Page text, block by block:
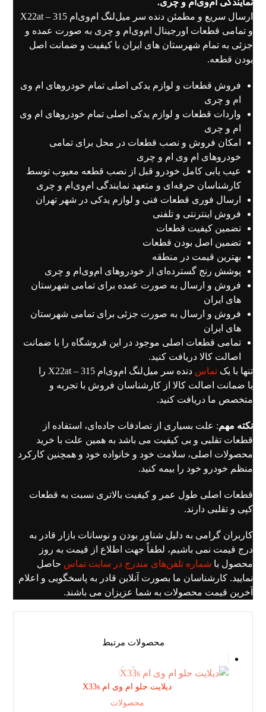
نمایندگی ام‌وی‌ام و چری.
ارسال سریع و مطمئن دنده سر میل‌لنگ ام‌وی‌ام 315 – X22at
و تمامی قطعات اورجینال ام‌وی‌ام و چری به صورت عمده و
جزئی به تمام شهرستان های ایران با کیفیت و ضمانت اصل
بودن قطعه.
فروش قطعات و لوازم یدکی اصلی تمام خودروهای ام وی
ام و چری
واردات قطعات و لوازم یدکی اصلی تمام خودروهای ام وی
ام و چری
امکان فروش و نصب قطعات در محل برای تمامی
خودروهای ام وی ام و چری
عیب یابی کامل خودرو قبل از نصب قطعه معیوب توسط
کارشناسان حرفه‌ای و متعهد نمایندگی ام‌وی‌ام و چری
ارسال فوری قطعات فنی و لوازم یدکی در شهر تهران
فروش اینترنتی و تلفنی
تضمین کیفیت قطعات
تضمین اصل بودن قطعات
بهترین قیمت در منطقه
پوشش رنج گسترده‌ای از خودروهای ام‌وی‌ام و چری
فروش و ارسال به صورت عمده برای تمامی شهرستان
های ایران
فروش و ارسال به صورت جزئی برای تمامی شهرستان
های ایران
تمامی قطعات اصلی موجود در این فروشگاه را با ضمانت
اصالت کالا دریافت کنید.
تنها با یکتماس
دنده سر میل‌لنگ ام‌وی‌ام 315 – X22at را
با ضمانت اصالت کالا از کارشناسان فروش با تجربه و
متخصص ما دریافت کنید.
نکته مهم: علت بسیاری از تصادفات جاده‌ای، استفاده از
قطعات تقلبی و بی کیفیت می باشد به همین علت با خرید
محصولات اصلی، سلامت خود و خانواده خود و همچنین کارکرد
منظم خودرو خود را بیمه کنید.
قطعات اصلی طول عمر و کیفیت بالاتری نسبت به قطعات
کپی و تقلبی دارند.
کاربران گرامی به دلیل شناور بودن و نوسانات بازار قادر به
درج قیمت نمی باشیم، لطفاً جهت اطلاع از قیمت به روز
محصول با شماره تلفن‌های مندرج در سایت تماس حاصل
نمایید. کارشناسان ما بصورت آنلاین قادر به پاسخگویی و اعلام
آخرین قیمت محصولات به شما عزیزان می باشند.
محصولات مرتبط
دیلایت جلو ام وی ام X33s
محصولات